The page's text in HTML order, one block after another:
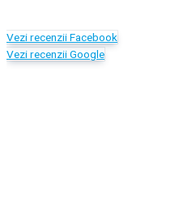
Vezi recenzii Facebook
Vezi recenzii Google